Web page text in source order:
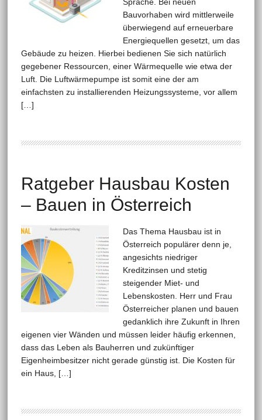
Bauvorhaben wird mittlerweile
überwiegend auf erneuerbare
Energiequellen gesetzt, um das
Gebäude zu heizen. Hierbei bedienen Sie sich natürlich
gegebener Ressourcen, einer Wärmequelle wie etwa der
Luft. Die Luftwärmepumpe ist somit eine der am
einfachsten zu installierenden Heizungssysteme, vor allem
[…]
Ratgeber Hausbau Kosten
– Bauen in Österreich
Das Thema Hausbau ist in
Österreich populärer denn je,
angesichts niedriger
Kreditzinsen und stetig
steigender Miet- und
Lebenskosten. Herr und Frau
Österreicher planen und bauen
gedanklich ihre Zukunft in Ihren
eigenen vier Wänden und müssen leider häufig erkennen,
dass das Leben als Bauherren und zukünftiger
Eigenheimbesitzer nicht gerade günstig ist. Die Kosten für
ein Haus, […]